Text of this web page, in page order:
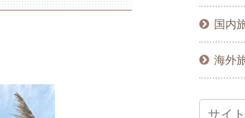
国内
海外